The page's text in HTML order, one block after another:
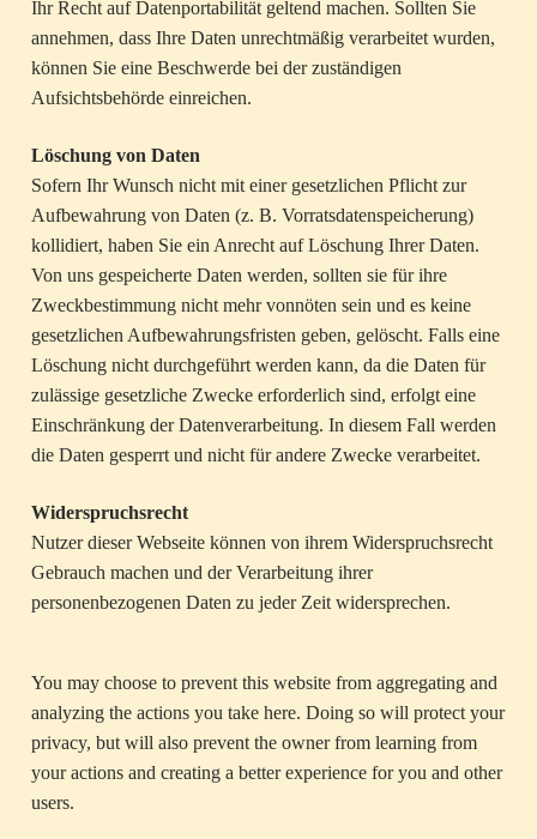
Ihr Recht auf Datenportabilität geltend machen. Sollten Sie
annehmen, dass Ihre Daten unrechtmäßig verarbeitet wurden,
können Sie eine Beschwerde bei der zuständigen
Aufsichtsbehörde einreichen.
Löschung von Daten
Sofern Ihr Wunsch nicht mit einer gesetzlichen Pflicht zur
Aufbewahrung von Daten (z. B. Vorratsdatenspeicherung)
kollidiert, haben Sie ein Anrecht auf Löschung Ihrer Daten.
Von uns gespeicherte Daten werden, sollten sie für ihre
Zweckbestimmung nicht mehr vonnöten sein und es keine
gesetzlichen Aufbewahrungsfristen geben, gelöscht. Falls eine
Löschung nicht durchgeführt werden kann, da die Daten für
zulässige gesetzliche Zwecke erforderlich sind, erfolgt eine
Einschränkung der Datenverarbeitung. In diesem Fall werden
die Daten gesperrt und nicht für andere Zwecke verarbeitet.
Widerspruchsrecht
Nutzer dieser Webseite können von ihrem Widerspruchsrecht
Gebrauch machen und der Verarbeitung ihrer
personenbezogenen Daten zu jeder Zeit widersprechen.
You may choose to prevent this website from aggregating and
analyzing the actions you take here. Doing so will protect your
privacy, but will also prevent the owner from learning from
your actions and creating a better experience for you and other
users.